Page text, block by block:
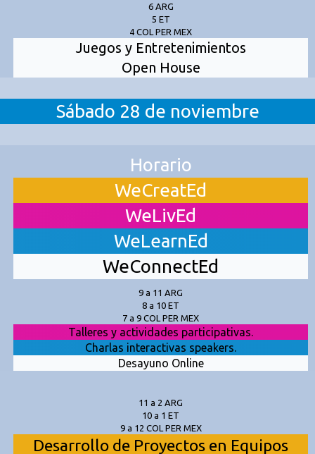
6 ARG
5 ET
4 COL PER MEX
Juegos y Entretenimientos
Open House
Sábado 28 de noviembre
Horario
WeCreatEd
WeLivEd
WeLearnEd
WeConnectEd
9 a 11 ARG
8 a 10 ET
7 a 9 COL PER MEX
Talleres y actividades participativas.
Charlas interactivas speakers.
Desayuno Online
11 a 2 ARG
10 a 1 ET
9 a 12 COL PER MEX
Desarrollo de Proyectos en Equipos